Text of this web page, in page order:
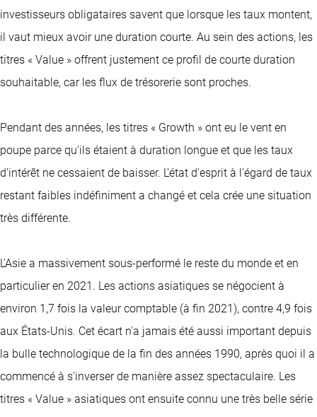
investisseurs obligataires savent que lorsque les taux montent,
il vaut mieux avoir une duration courte. Au sein des actions, les
titres « Value » offrent justement ce profil de courte duration
souhaitable, car les flux de trésorerie sont proches.
Pendant des années, les titres « Growth » ont eu le vent en
poupe parce qu'ils étaient à duration longue et que les taux
d'intérêt ne cessaient de baisser. L'état d'esprit à l'égard de taux
restant faibles indéfiniment a changé et cela crée une situation
très différente.
L'Asie a massivement sous-performé le reste du monde et en
particulier en 2021. Les actions asiatiques se négocient à
environ 1,7 fois la valeur comptable (à fin 2021), contre 4,9 fois
aux États-Unis. Cet écart n'a jamais été aussi important depuis
la bulle technologique de la fin des années 1990, après quoi il a
commencé à s'inverser de manière assez spectaculaire. Les
titres « Value » asiatiques ont ensuite connu une très belle série